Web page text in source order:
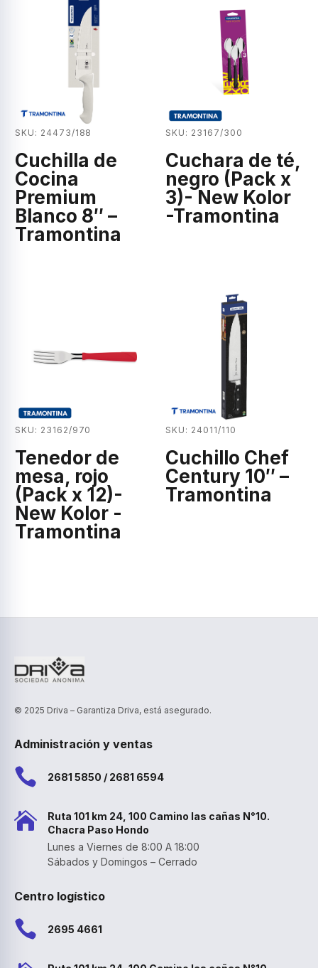
SKU: 24473/188
Cuchilla de
Cocina
Premium
Blanco 8″ –
Tramontina
SKU: 23167/300
Cuchara de té,
negro (Pack x
3)- New Kolor
-Tramontina
SKU: 23162/970
Tenedor de
mesa, rojo
(Pack x 12)-
New Kolor -
Tramontina
SKU: 24011/110
Cuchillo Chef
Century 10″ –
Tramontina
© 2025 Driva – Garantiza Driva, está asegurado.
Administración y ventas
 2681 5850 / 2681 6594

Ruta 101 km 24, 100 Camino las cañas N°10.
Chacra Paso Hondo
Lunes a Viernes de 8:00 A 18:00
Sábados y Domingos – Cerrado
Centro logístico
 2695 4661